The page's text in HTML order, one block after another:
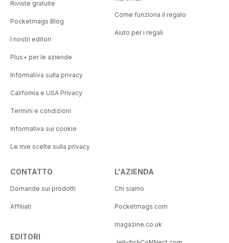
Riviste gratuite
Pocketmags Blog
I nostri editori
Plus+ per le aziende
Informativa sulla privacy
California e USA Privacy
Termini e condizioni
Informativa sui cookie
Le mie scelte sulla privacy
Come funziona il regalo
Aiuto per i regali
CONTATTO
Domande sui prodotti
Affiliati
EDITORI
L'AZIENDA
Chi siamo
Pocketmags.com
magazine.co.uk